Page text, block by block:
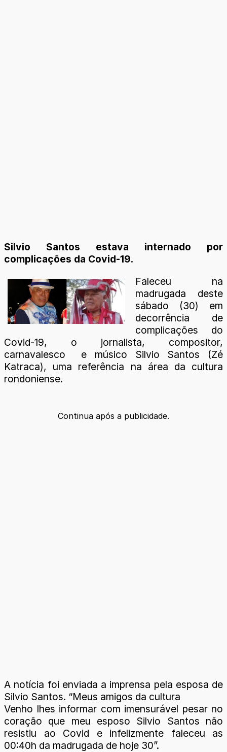
Silvio Santos estava internado por
complicações da Covid-19.
Faleceu na
madrugada deste
sábado (30) em
decorrência de
complicações do
Covid-19, o jornalista, compositor,
carnavalesco e músico Silvio Santos (Zé
Katraca), uma referência na área da cultura
rondoniense.
Continua após a publicidade.
A notícia foi enviada a imprensa pela esposa de
Silvio Santos. “Meus amigos da cultura
Venho lhes informar com imensurável pesar no
coração que meu esposo Silvio Santos não
resistiu ao Covid e infelizmente faleceu as
00:40h da madrugada de hoje 30”.